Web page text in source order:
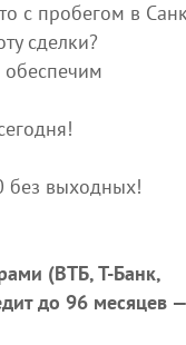
с пробегом в
сделки?
без выходных!
(ВТБ, Т-Банк,
до 96 месяцев